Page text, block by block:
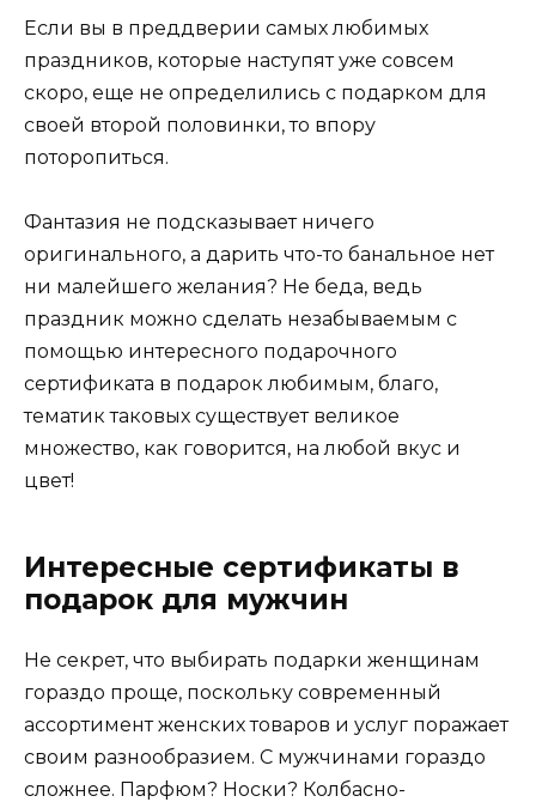
Если вы в преддверии самых любимых
праздников, которые наступят уже совсем
скоро, еще не определились с подарком для
своей второй половинки, то впору
поторопиться.
Фантазия не подсказывает ничего
оригинального, а дарить что-то банальное нет
ни малейшего желания? Не беда, ведь
праздник можно сделать незабываемым с
помощью интересного подарочного
сертификата в подарок любимым, благо,
тематик таковых существует великое
множество, как говорится, на любой вкус и
цвет!
Интересные сертификаты в
подарок для мужчин
Не секрет, что выбирать подарки женщинам
гораздо проще, поскольку современный
ассортимент женских товаров и услуг поражает
своим разнообразием. С мужчинами гораздо
сложнее. Парфюм? Носки? Колбасно-